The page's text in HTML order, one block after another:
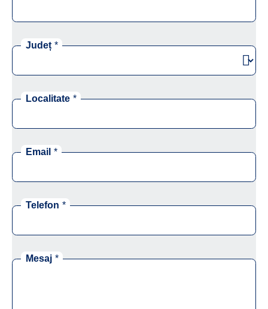
Județ *
Localitate *
Email *
Telefon *
Mesaj *